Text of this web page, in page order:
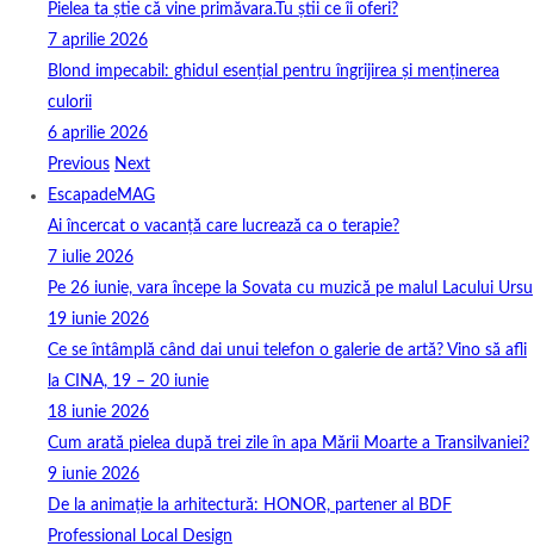
Pielea ta știe că vine primăvara.Tu știi ce îi oferi?
7 aprilie 2026
Blond impecabil: ghidul esențial pentru îngrijirea și menținerea
culorii
6 aprilie 2026
Previous Next
EscapadeMAG
Ai încercat o vacanță care lucrează ca o terapie?
7 iulie 2026
Pe 26 iunie, vara începe la Sovata cu muzică pe malul Lacului Ursu
19 iunie 2026
Ce se întâmplă când dai unui telefon o galerie de artă? Vino să afli
la CINA, 19 – 20 iunie
18 iunie 2026
Cum arată pielea după trei zile în apa Mării Moarte a Transilvaniei?
9 iunie 2026
De la animație la arhitectură: HONOR, partener al BDF
Professional Local Design